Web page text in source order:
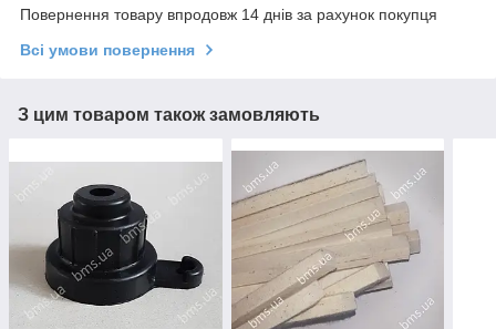
Повернення товару впродовж 14 днів за рахунок покупця
Всі умови повернення
З цим товаром також замовляють